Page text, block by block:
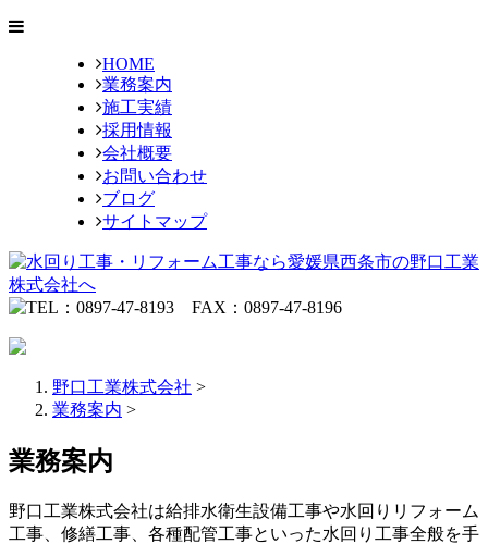
HOME
業務案内
施工実績
採用情報
会社概要
お問い合わせ
ブログ
サイトマップ
野口工業株式会社 >
業務案内 >
業務案内
野口工業株式会社は給排水衛生設備工事や水回りリフォーム
工事、修繕工事、各種配管工事といった水回り工事全般を手